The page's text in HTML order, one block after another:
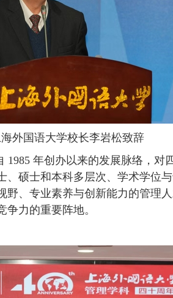
外国语大学校长李岩松致辞
1985 年创办以来的发展脉络，对
硕士和本科多层次、学术学位
、专业素养与创新能力的管理
力的重要阵地。